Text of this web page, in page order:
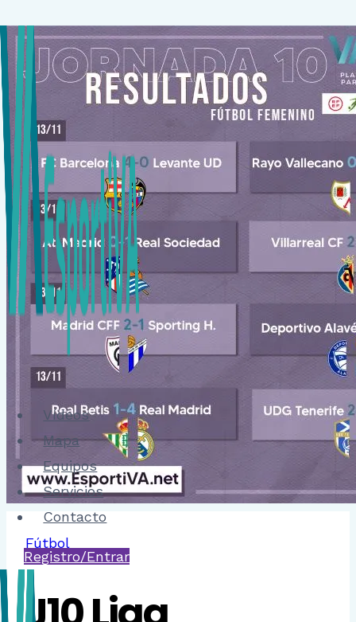
Saltar
al
contenido
Vídeos
Mapa
Equipos
Servicios
Contacto
Registro/Entrar
Fútbol